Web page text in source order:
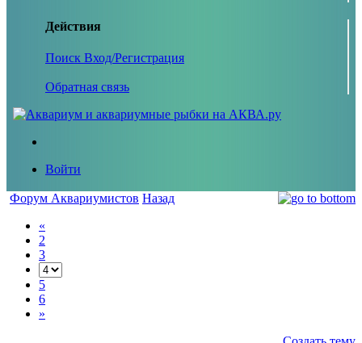
Действия
Поиск Вход/Регистрация
Обратная связь
Войти
Форум Аквариумистов Назад
«
2
3
5
6
»